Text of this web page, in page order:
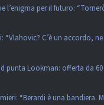
l’enigma per il futuro:
“Vlahovic? C’è un accordo,
punta Lookman: offerta da
“Berardi è una bandiera.